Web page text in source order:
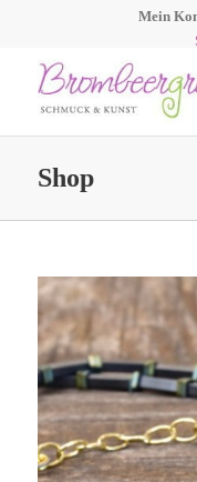
Mein
Shop